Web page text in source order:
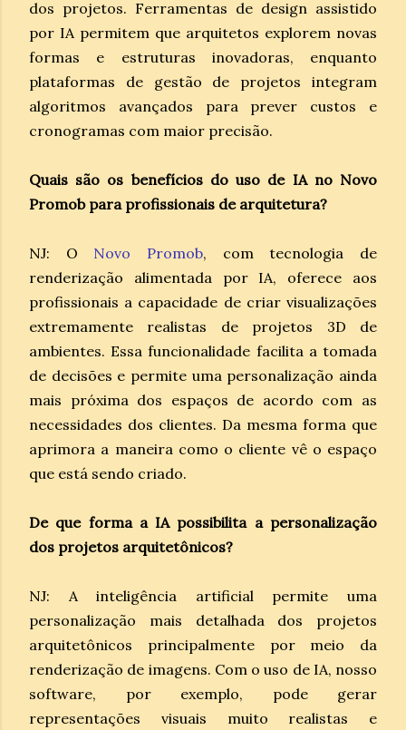
dos projetos. Ferramentas de design assistido
por IA permitem que arquitetos explorem novas
formas e estruturas inovadoras, enquanto
plataformas de gestão de projetos integram
algoritmos avançados para prever custos e
cronogramas com maior precisão.
Quais são os benefícios do uso de IA no Novo
Promob para profissionais de arquitetura?
NJ: O Novo Promob, com tecnologia de
renderização alimentada por IA, oferece aos
profissionais a capacidade de criar visualizações
extremamente realistas de projetos 3D de
ambientes. Essa funcionalidade facilita a tomada
de decisões e permite uma personalização ainda
mais próxima dos espaços de acordo com as
necessidades dos clientes. Da mesma forma que
aprimora a maneira como o cliente vê o espaço
que está sendo criado.
De que forma a IA possibilita a personalização
dos projetos arquitetônicos?
NJ: A inteligência artificial permite uma
personalização mais detalhada dos projetos
arquitetônicos principalmente por meio da
renderização de imagens. Com o uso de IA, nosso
software, por exemplo, pode gerar
representações visuais muito realistas e